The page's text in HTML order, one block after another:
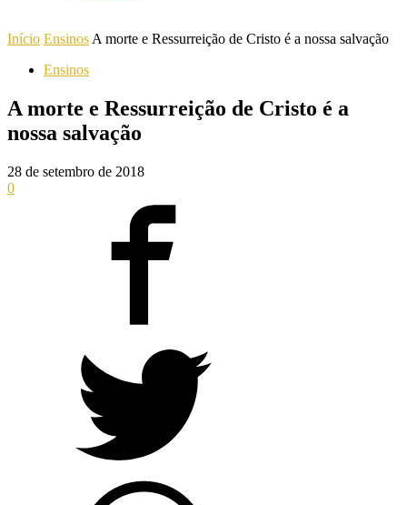
Início Ensinos A morte e Ressurreição de Cristo é a nossa salvação
Ensinos
A morte e Ressurreição de Cristo é a
nossa salvação
28 de setembro de 2018
0